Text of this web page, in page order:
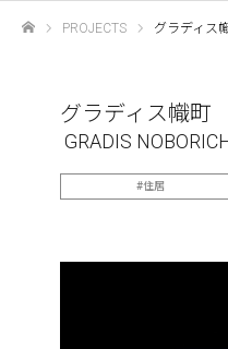
PROJECTS グラディス
グラディス幟町
GRADIS
住居